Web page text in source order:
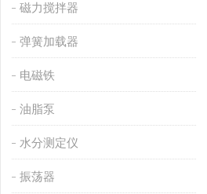
磁力搅拌器
弹簧加载器
电磁铁
油脂泵
水分测定仪
振荡器